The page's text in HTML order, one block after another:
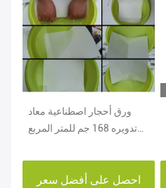
ورق أحجار اصطناعية معاد
تدويره 168 جم للمتر المربع
احصل على أفضل سعر